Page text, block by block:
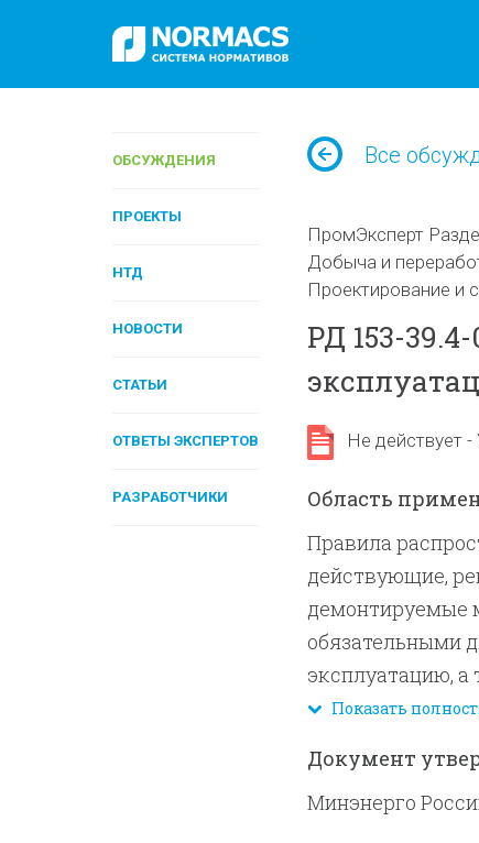
ОБСУЖДЕНИЯ
ПРОЕКТЫ
НТД
НОВОСТИ
СТАТЬИ
ОТВЕТЫ ЭКСПЕРТОВ
РАЗРАБОТЧИКИ
Все
ПромЭксперт
Добыча и
Проектирование и
РД 153-
Не действует -
Область
Правила
действующие,
демонтируемые
обязательными
эксплуатацию, а
от их
нефтепроводы и
Показать
Документ
Минэнерго